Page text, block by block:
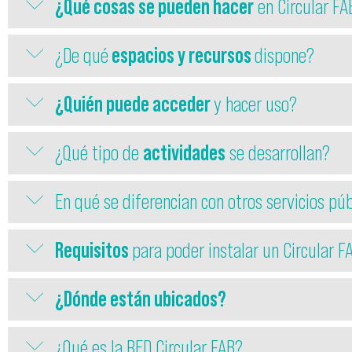
¿Qué cosas se pueden haceren Circular
¿De quéespacios y recursosdispone?
¿Quién puede accedery hacer uso?
¿Qué tipo de actividadesse desarrollan?
En qué se diferencian con otros servicios
Requisitospara poder instalar un Circular
¿Dónde están ubicados?